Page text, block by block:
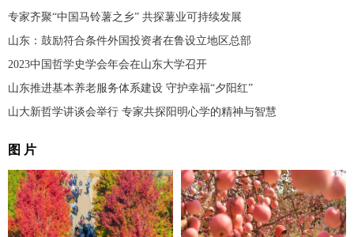
专家齐聚“中国马铃薯之乡” 共探薯业可持续发展
山东：鼓励符合条件外国投资者在鲁设立地区总部
2023中国哲学史学会年会在山东大学召开
山东推进基本养老服务体系建设 守护幸福“夕阳红”
山大新哲学讲谈会举行 专家共探阳明心学的精神与智慧
图 片